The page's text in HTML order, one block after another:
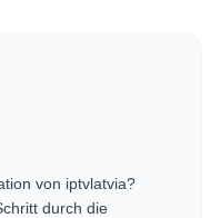
von iptvlatvia?
durch die